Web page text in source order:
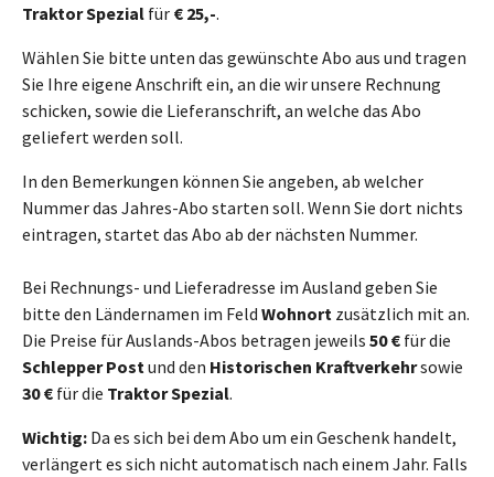
Traktor Spezial für € 25,-.
Wählen Sie bitte unten das gewünschte Abo aus und tragen
Sie Ihre eigene Anschrift ein, an die wir unsere Rechnung
schicken, sowie die Lieferanschrift, an welche das Abo
geliefert werden soll.
In den Bemerkungen können Sie angeben, ab welcher
Nummer das Jahres-Abo starten soll. Wenn Sie dort nichts
eintragen, startet das Abo ab der nächsten Nummer.
Bei Rechnungs- und Lieferadresse im Ausland geben Sie
bitte den Ländernamen im Feld Wohnort zusätzlich mit an.
Die Preise für Auslands-Abos betragen jeweils 50 € für die
Schlepper Postund den Historischen Kraftverkehrsowie
30 € für die Traktor Spezial.
Wichtig: Da es sich bei dem Abo um ein Geschenk handelt,
verlängert es sich nicht automatisch nach einem Jahr. Falls